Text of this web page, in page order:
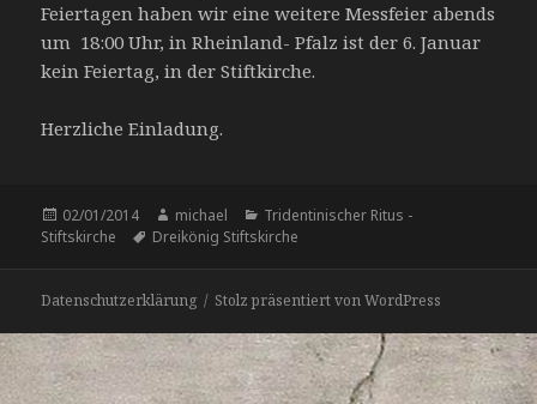
Feiertagen haben wir eine weitere Messfeier abends
um 18:00 Uhr, in Rheinland- Pfalz ist der 6. Januar
kein Feiertag, in der Stiftkirche.
Herzliche Einladung.
Veröffentlicht
am
02/01/2014 Autor
michael Kategorien
Tridentinischer Ritus -
Stiftskirche
Schlagwörter
Dreikönig Stiftskirche
Datenschutzerklärung Stolz präsentiert von WordPress